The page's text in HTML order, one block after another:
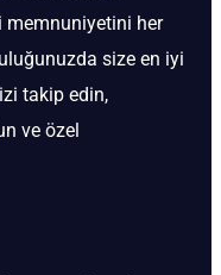
memnuniyetini her
size en iyi
takip edin,
ve özel